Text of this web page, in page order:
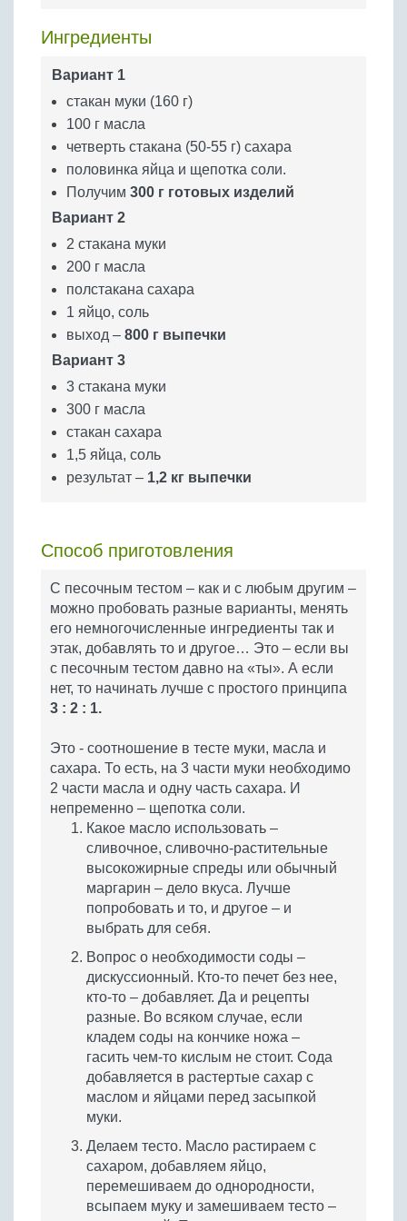
Яйца
Ингредиенты
Вариант 1
стакан муки (160 г)
100 г масла
четверть стакана (50-55 г) сахара
половинка яйца и щепотка соли.
Получим 300 г готовых изделий
Вариант 2
2 стакана муки
200 г масла
полстакана сахара
1 яйцо, соль
выход – 800 г выпечки
Вариант 3
3 стакана муки
300 г масла
стакан сахара
1,5 яйца, соль
результат – 1,2 кг выпечки
Способ приготовления
С песочным тестом – как и с любым другим –
можно пробовать разные варианты, менять
его немногочисленные ингредиенты так и
этак, добавлять то и другое… Это – если вы
с песочным тестом давно на «ты». А если
нет, то начинать лучше с простого принципа
3 : 2 : 1.
Это - соотношение в тесте муки, масла и
сахара. То есть, на 3 части муки необходимо
2 части масла и одну часть сахара. И
непременно – щепотка соли.
Какое масло использовать –
сливочное, сливочно-растительные
высокожирные спреды или обычный
маргарин – дело вкуса. Лучше
попробовать и то, и другое – и
выбрать для себя.
Вопрос о необходимости соды –
дискуссионный. Кто-то печет без нее,
кто-то – добавляет. Да и рецепты
разные. Во всяком случае, если
кладем соды на кончике ножа –
гасить чем-то кислым не стоит. Сода
добавляется в растертые сахар с
маслом и яйцами перед засыпкой
муки.
Делаем тесто. Масло растираем с
сахаром, добавляем яйцо,
перемешиваем до однородности,
всыпаем муку и замешиваем тесто –